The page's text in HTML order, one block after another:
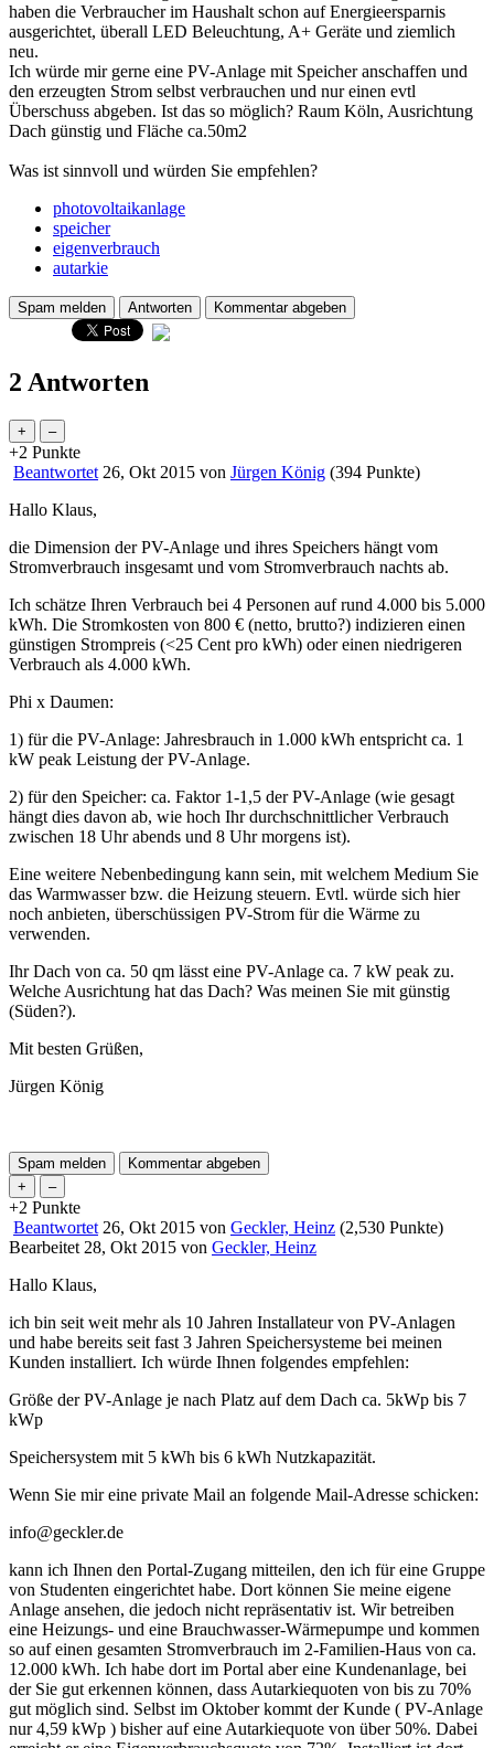
haben die Verbraucher im Haushalt schon auf Energieersparnis
ausgerichtet, überall LED Beleuchtung, A+ Geräte und ziemlich
neu.
Ich würde mir gerne eine PV-Anlage mit Speicher anschaffen und
den erzeugten Strom selbst verbrauchen und nur einen evtl
Überschuss abgeben. Ist das so möglich? Raum Köln, Ausrichtung
Dach günstig und Fläche ca.50m2
Was ist sinnvoll und würden Sie empfehlen?
photovoltaikanlage
speicher
eigenverbrauch
autarkie
2 Antworten
+2 Punkte
Beantwortet 26, Okt 2015 von Jürgen König (394 Punkte)
Hallo Klaus,
die Dimension der PV-Anlage und ihres Speichers hängt vom
Stromverbrauch insgesamt und vom Stromverbrauch nachts ab.
Ich schätze Ihren Verbrauch bei 4 Personen auf rund 4.000 bis 5.000
kWh. Die Stromkosten von 800 € (netto, brutto?) indizieren einen
günstigen Strompreis (<25 Cent pro kWh) oder einen niedrigeren
Verbrauch als 4.000 kWh.
Phi x Daumen:
1) für die PV-Anlage: Jahresbrauch in 1.000 kWh entspricht ca. 1
kW peak Leistung der PV-Anlage.
2) für den Speicher: ca. Faktor 1-1,5 der PV-Anlage (wie gesagt
hängt dies davon ab, wie hoch Ihr durchschnittlicher Verbrauch
zwischen 18 Uhr abends und 8 Uhr morgens ist).
Eine weitere Nebenbedingung kann sein, mit welchem Medium Sie
das Warmwasser bzw. die Heizung steuern. Evtl. würde sich hier
noch anbieten, überschüssigen PV-Strom für die Wärme zu
verwenden.
Ihr Dach von ca. 50 qm lässt eine PV-Anlage ca. 7 kW peak zu.
Welche Ausrichtung hat das Dach? Was meinen Sie mit günstig
(Süden?).
Mit besten Grüßen,
Jürgen König
+2 Punkte
Beantwortet 26, Okt 2015 von Geckler, Heinz (2,530 Punkte)
Bearbeitet 28, Okt 2015 von Geckler, Heinz
Hallo Klaus,
ich bin seit weit mehr als 10 Jahren Installateur von PV-Anlagen
und habe bereits seit fast 3 Jahren Speichersysteme bei meinen
Kunden installiert. Ich würde Ihnen folgendes empfehlen:
Größe der PV-Anlage je nach Platz auf dem Dach ca. 5kWp bis 7
kWp
Speichersystem mit 5 kWh bis 6 kWh Nutzkapazität.
Wenn Sie mir eine private Mail an folgende Mail-Adresse schicken:
info@geckler.de
kann ich Ihnen den Portal-Zugang mitteilen, den ich für eine Gruppe
von Studenten eingerichtet habe. Dort können Sie meine eigene
Anlage ansehen, die jedoch nicht repräsentativ ist. Wir betreiben
eine Heizungs- und eine Brauchwasser-Wärmepumpe und kommen
so auf einen gesamten Stromverbrauch im 2-Familien-Haus von ca.
12.000 kWh. Ich habe dort im Portal aber eine Kundenanlage, bei
der Sie gut erkennen können, dass Autarkiequoten von bis zu 70%
gut möglich sind. Selbst im Oktober kommt der Kunde ( PV-Anlage
nur 4,59 kWp ) bisher auf eine Autarkiequote von über 50%. Dabei